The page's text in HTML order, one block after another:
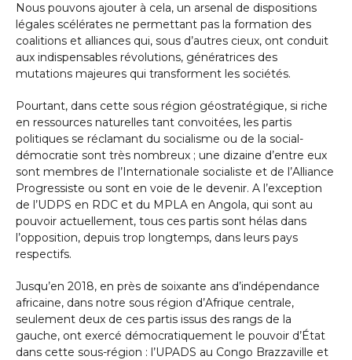
Nous pouvons ajouter à cela, un arsenal de dispositions
légales scélérates ne permettant pas la formation des
coalitions et alliances qui, sous d’autres cieux, ont conduit
aux indispensables révolutions, génératrices des
mutations majeures qui transforment les sociétés.
Pourtant, dans cette sous région géostratégique, si riche
en ressources naturelles tant convoitées, les partis
politiques se réclamant du socialisme ou de la social-
démocratie sont très nombreux ; une dizaine d’entre eux
sont membres de l’Internationale socialiste et de l’Alliance
Progressiste ou sont en voie de le devenir. A l’exception
de l’UDPS en RDC et du MPLA en Angola, qui sont au
pouvoir actuellement, tous ces partis sont hélas dans
l’opposition, depuis trop longtemps, dans leurs pays
respectifs.
Jusqu’en 2018, en près de soixante ans d’indépendance
africaine, dans notre sous région d’Afrique centrale,
seulement deux de ces partis issus des rangs de la
gauche, ont exercé démocratiquement le pouvoir d’État
dans cette sous-région : l’UPADS au Congo Brazzaville et